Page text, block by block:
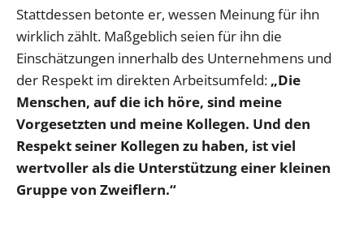
Stattdessen betonte er, wessen Meinung für ihn
wirklich zählt. Maßgeblich seien für ihn die
Einschätzungen innerhalb des Unternehmens und
der Respekt im direkten Arbeitsumfeld: „Die
Menschen, auf die ich höre, sind meine
Vorgesetzten und meine Kollegen. Und den
Respekt seiner Kollegen zu haben, ist viel
wertvoller als die Unterstützung einer kleinen
Gruppe von Zweiflern.“